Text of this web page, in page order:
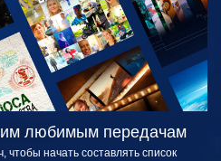
любимым передачам
начать составлять список